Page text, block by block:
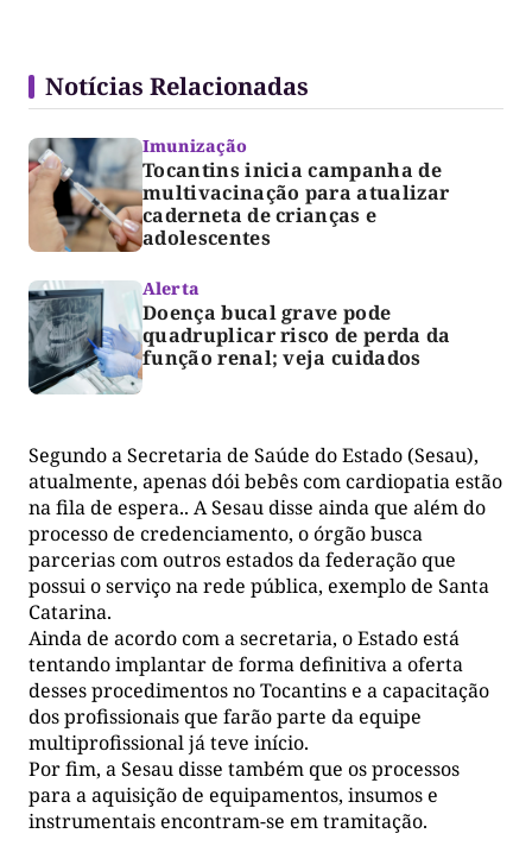
Notícias Relacionadas
Imunização
Tocantins inicia campanha de
multivacinação para atualizar
caderneta de crianças e
adolescentes
Alerta
Doença bucal grave pode
quadruplicar risco de perda da
função renal; veja cuidados
Segundo a Secretaria de Saúde do Estado (Sesau),
atualmente, apenas dói bebês com cardiopatia estão
na fila de espera.. A Sesau disse ainda que além do
processo de credenciamento, o órgão busca
parcerias com outros estados da federação que
possui o serviço na rede pública, exemplo de Santa
Catarina.
Ainda de acordo com a secretaria, o Estado está
tentando implantar de forma definitiva a oferta
desses procedimentos no Tocantins e a capacitação
dos profissionais que farão parte da equipe
multiprofissional já teve início.
Por fim, a Sesau disse também que os processos
para a aquisição de equipamentos, insumos e
instrumentais encontram-se em tramitação.